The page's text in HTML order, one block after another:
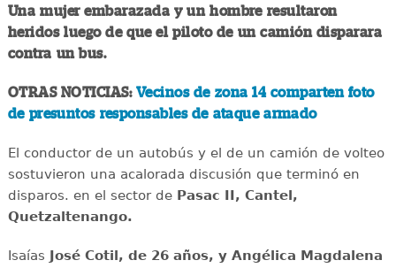
Una mujer embarazada y un hombre resultaron
heridos luego de que el piloto de un camión disparara
contra un bus.
OTRAS NOTICIAS: Vecinos de zona 14 comparten foto
de presuntos responsables de ataque armado
El conductor de un autobús y el de un camión de volteo
sostuvieron una acalorada discusión que terminó en
disparos. en el sector de Pasac II, Cantel,
Quetzaltenango.
Isaías José Cotil, de 26 años, y Angélica Magdalena